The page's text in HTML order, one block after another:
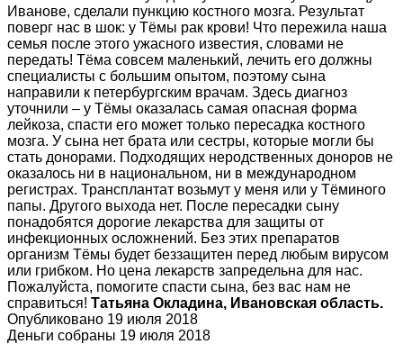
Иванове, сделали пункцию костного мозга. Результат
поверг нас в шок: у Тёмы рак крови! Что пережила наша
семья после этого ужасного известия, словами не
передать! Тёма совсем маленький, лечить его должны
специалисты с большим опытом, поэтому сына
направили к петербургским врачам. Здесь диагноз
уточнили – у Тёмы оказалась самая опасная форма
лейкоза, спасти его может только пересадка костного
мозга. У сына нет брата или сестры, которые могли бы
стать донорами. Подходящих неродственных доноров не
оказалось ни в национальном, ни в международном
регистрах. Трансплантат возьмут у меня или у Тёминого
папы. Другого выхода нет. После пересадки сыну
понадобятся дорогие лекарства для защиты от
инфекционных осложнений. Без этих препаратов
организм Тёмы будет беззащитен перед любым вирусом
или грибком. Но цена лекарств запредельна для нас.
Пожалуйста, помогите спасти сына, без вас нам не
справиться! Татьяна Окладина, Ивановская область.
Опубликовано 19 июля 2018
Деньги собраны 19 июля 2018